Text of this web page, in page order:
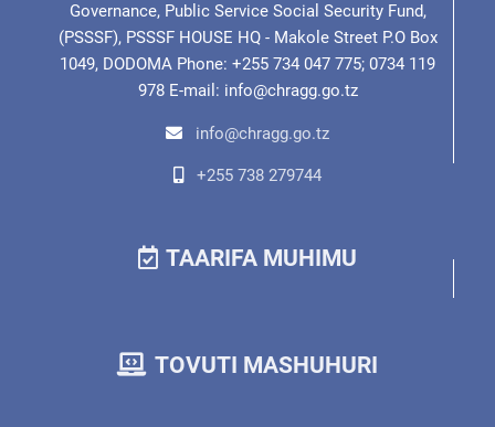
Governance, Public Service Social Security Fund,
(PSSSF), PSSSF HOUSE HQ - Makole Street P.O Box
1049, DODOMA Phone: +255 734 047 775; 0734 119
978 E-mail: info@chragg.go.tz
info@chragg.go.tz
+255 738 279744
TAARIFA MUHIMU
TOVUTI MASHUHURI